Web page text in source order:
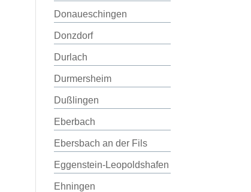
Donaueschingen
Donzdorf
Durlach
Durmersheim
Dußlingen
Eberbach
Ebersbach an der Fils
Eggenstein-Leopoldshafen
Ehningen